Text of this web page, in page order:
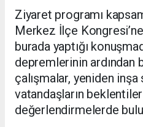
Ziyaret programı
Merkez İlçe
burada yaptığı
depremlerinin ardından
çalışmalar, yeniden
vatandaşların
değerlendirmelerde